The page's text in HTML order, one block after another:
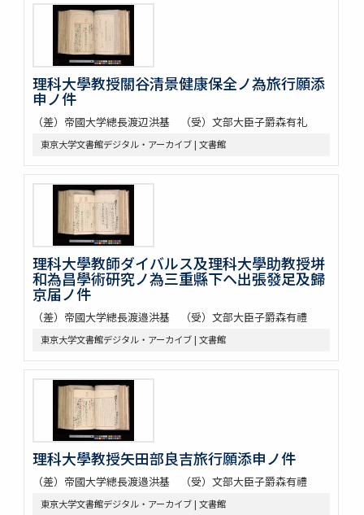
理科大學教授關谷清景健康保全ノ為旅行願添
申ノ件
（差）帝國大学總長渡辺洪基 （受）文部大臣子爵森有礼
東京大学文書館デジタル・アーカイブ | 文書館
理科大學教師ダイバルス及理科大學助教授垪
和為昌學術研究ノ為三重縣下ヘ出張發足及歸
京届ノ件
（差）帝國大学總長渡邉洪基 （受）文部大臣子爵森有禮
東京大学文書館デジタル・アーカイブ | 文書館
理科大學教授矢田部良吉旅行願添申ノ件
（差）帝國大学總長渡邉洪基 （受）文部大臣子爵森有禮
東京大学文書館デジタル・アーカイブ | 文書館